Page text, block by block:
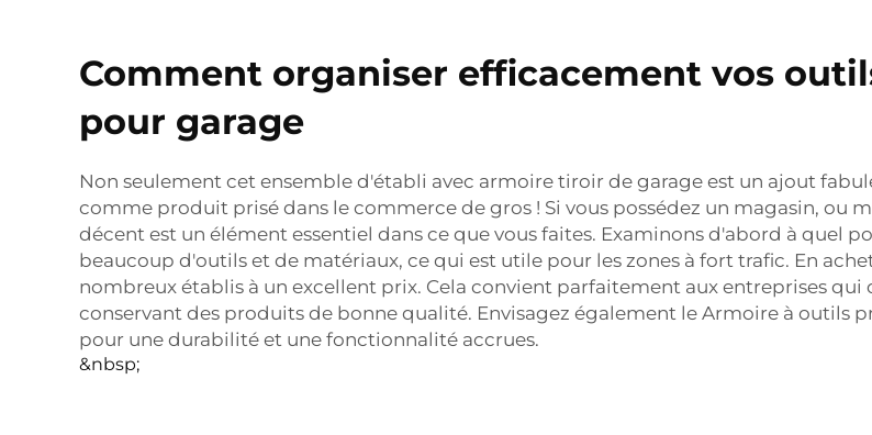
Comment organiser efficacement vos
pour garage
Non seulement cet ensemble d'établi avec armoire tiroir de garage est un ajout
comme produit prisé dans le commerce de gros ! Si vous possédez un magasin, ou
décent est un élément essentiel dans ce que vous faites. Examinons d'abord à quel
beaucoup d'outils et de matériaux, ce qui est utile pour les zones à fort trafic. En
nombreux établis à un excellent prix. Cela convient parfaitement aux entreprises
conservant des produits de bonne qualité. Envisagez également le Armoire à outils
pour une durabilité et une fonctionnalité accrues.
&nbsp;